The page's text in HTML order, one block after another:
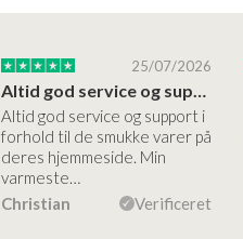
25/07/2026
Altid god service og support i
forhold til de smukke varer på
deres hjemmeside. Min
varmeste…
Christian
Verificeret